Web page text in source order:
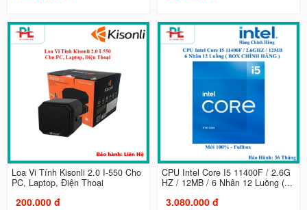
Loa Vi Tính Kisonli 2.0 I-550 Cho
PC, Laptop, Điện Thoại
200.000 đ
CPU Intel Core I5 11400F / 2.6G
HZ / 12MB / 6 Nhân 12 Luồng (...
3.080.000 đ